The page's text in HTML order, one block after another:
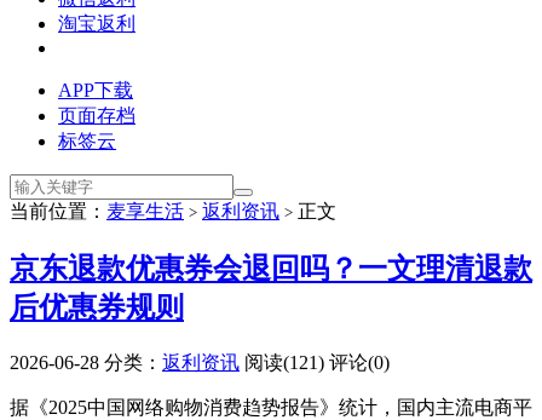
淘宝返利
APP下载
页面存档
标签云
当前位置： 麦享生活 > 返利资讯 > 正文
京东退款优惠券会退回吗？一文理清退款
后优惠券规则
2026-06-28 分类： 返利资讯 阅读(121) 评论(0)
据《2025中国网络购物消费趋势报告》统计，国内主流电商平